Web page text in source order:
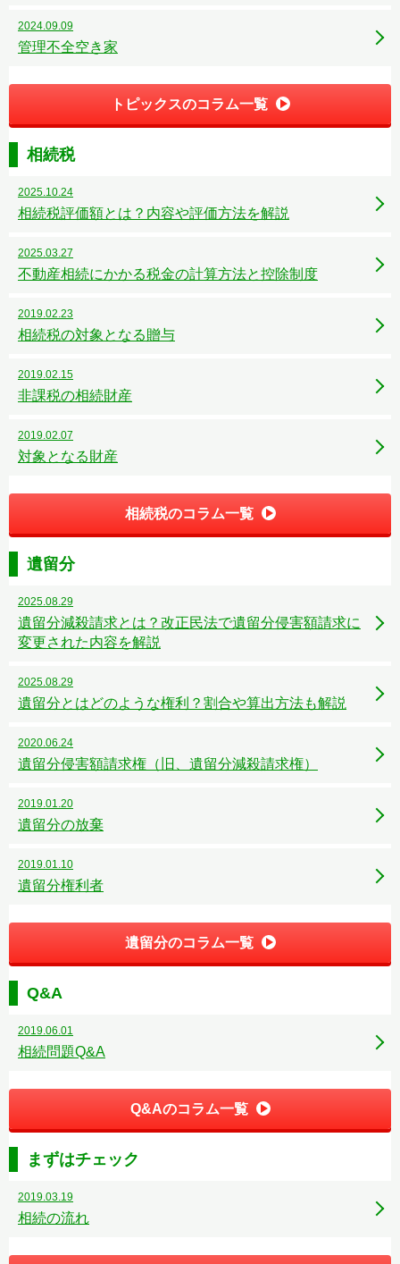
2024.09.09
管理不全空き家
トピックスのコラム一覧
相続税
2025.10.24
相続税評価額とは？内容や評価方法を解説
2025.03.27
不動産相続にかかる税金の計算方法と控除制度
2019.02.23
相続税の対象となる贈与
2019.02.15
非課税の相続財産
2019.02.07
対象となる財産
相続税のコラム一覧
遺留分
2025.08.29
遺留分減殺請求とは？改正民法で遺留分侵害額請求に
変更された内容を解説
2025.08.29
遺留分とはどのような権利？割合や算出方法も解説
2020.06.24
遺留分侵害額請求権（旧、遺留分減殺請求権）
2019.01.20
遺留分の放棄
2019.01.10
遺留分権利者
遺留分のコラム一覧
Q&A
2019.06.01
相続問題Q&A
Q&Aのコラム一覧
まずはチェック
2019.03.19
相続の流れ